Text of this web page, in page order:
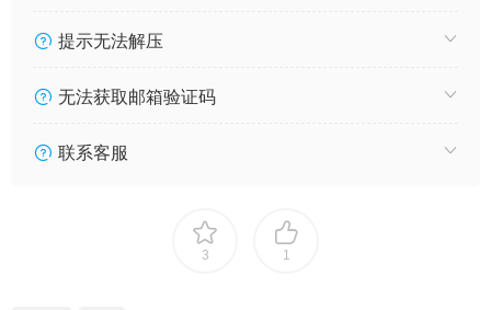
提示无法解压
无法获取邮箱验证码
联系客服
3 1